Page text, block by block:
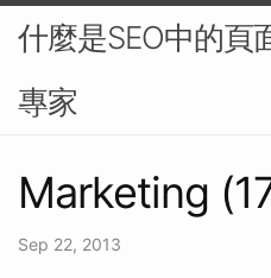
什麼是SEO中的頁
專家
Marketing
Sep 22, 2013